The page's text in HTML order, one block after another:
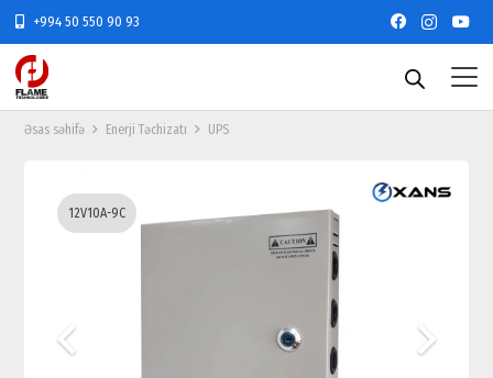
+994 50 550 90 93
Əsas səhifə Enerji Təchizatı UPS
12V10A-9C